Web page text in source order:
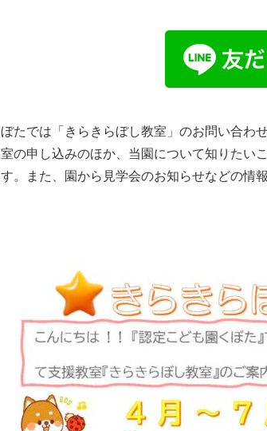
たでは「きらきらぼし教室」のお問い合わ
の申し込みのほか、当園について知りた
。また、園から見学会のお知らせなどの